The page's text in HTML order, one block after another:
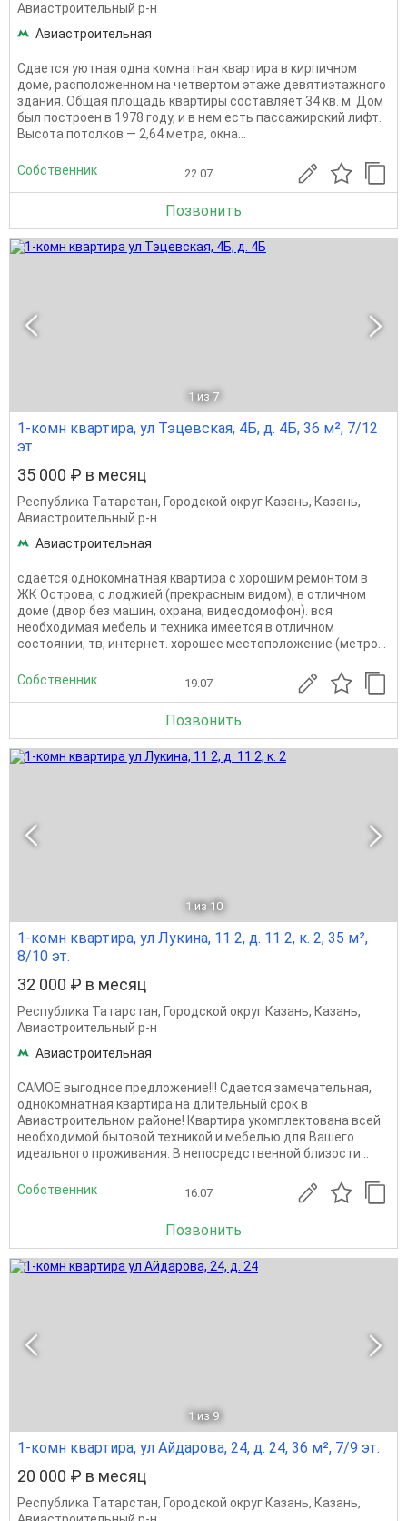
Авиастроительный р-н
Авиастроительная
Сдается уютная одна комнатная квартира в кирпичном
доме, расположенном на четвертом этаже девятиэтажного
здания. Общая площадь квартиры составляет 34 кв. м. Дом
был построен в 1978 году, и в нем есть пассажирский лифт.
Высота потолков — 2,64 метра, окна...
Собственник 22.07
Позвонить
1 из 7
1-комн квартира, ул Тэцевская, 4Б, д. 4Б, 36 м², 7/12
эт.
35 000 ₽ в месяц
Республика Татарстан, Городской округ Казань, Казань,
Авиастроительный р-н
Авиастроительная
сдается однокомнатная квартира с хорошим ремонтом в
ЖК Острова, с лоджией (прекрасным видом), в отличном
доме (двор без машин, охрана, видеодомофон). вся
необходимая мебель и техника имеется в отличном
состоянии, тв, интернет. хорошее местоположение (метро...
Собственник 19.07
Позвонить
1 из 10
1-комн квартира, ул Лукина, 11 2, д. 11 2, к. 2, 35 м²,
8/10 эт.
32 000 ₽ в месяц
Республика Татарстан, Городской округ Казань, Казань,
Авиастроительный р-н
Авиастроительная
САМОЕ выгодное предложение!!! Сдается замечательная,
однокомнатная квартира на длительный срок в
Авиастроительном районе! Квартира укомплектована всей
необходимой бытовой техникой и мебелью для Вашего
идеального проживания. В непосредственной близости...
Собственник 16.07
Позвонить
1 из 9
1-комн квартира, ул Айдарова, 24, д. 24, 36 м², 7/9 эт.
20 000 ₽ в месяц
Республика Татарстан, Городской округ Казань, Казань,